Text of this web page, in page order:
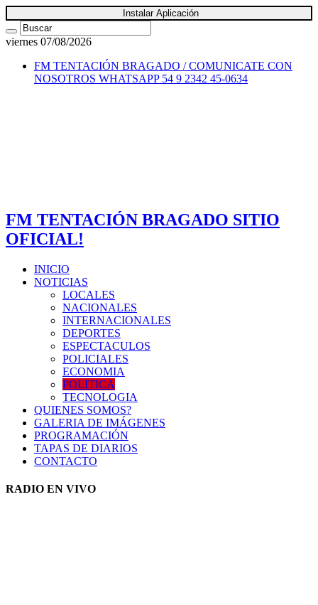
Instalar Aplicación
viernes 07/08/2026
FM TENTACIÓN BRAGADO / COMUNICATE CON
NOSOTROS WHATSAPP 54 9 2342 45-0634
FM TENTACIÓN BRAGADO SITIO
OFICIAL!
INICIO
NOTICIAS
LOCALES
NACIONALES
INTERNACIONALES
DEPORTES
ESPECTACULOS
POLICIALES
ECONOMIA
POLITICA
TECNOLOGIA
QUIENES SOMOS?
GALERIA DE IMÁGENES
PROGRAMACIÓN
TAPAS DE DIARIOS
CONTACTO
RADIO EN VIVO